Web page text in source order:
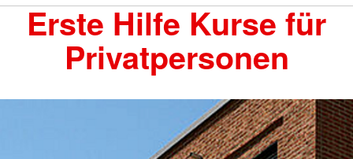
Erste Hilfe Kurse für
Privatpersonen